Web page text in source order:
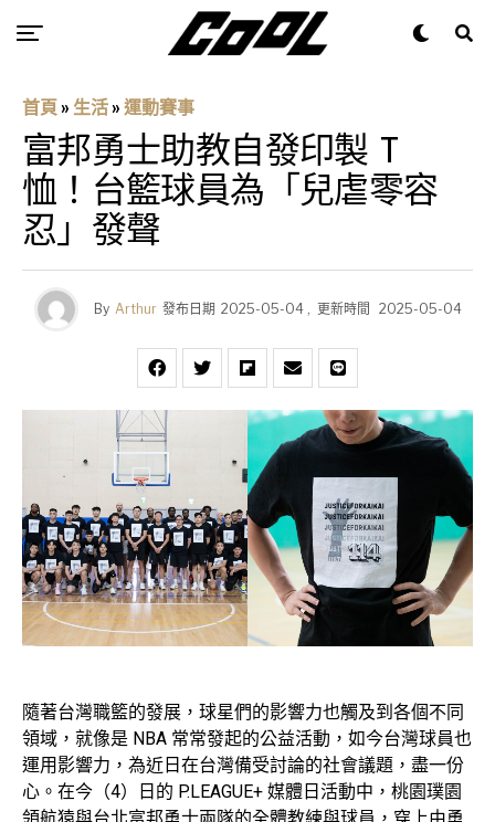
首頁 » 生活 » 運動賽事
富邦勇士助教自發印製 T
恤！台籃球員為「兒虐零容
忍」發聲
By Arthur 發布日期 2025-05-04, 更新時間 2025-05-04
隨著台灣職籃的發展，球星們的影響力也觸及到各個不同
領域，就像是 NBA 常常發起的公益活動，如今台灣球員也
運用影響力，為近日在台灣備受討論的社會議題，盡一份
心。在今（4）日的 P.LEAGUE+ 媒體日活動中，桃園璞園
領航猿與台北富邦勇士兩隊的全體教練與球員，穿上由勇